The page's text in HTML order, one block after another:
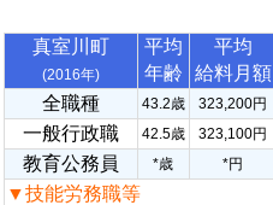
真室川町
(2016年)
平均
年齢
平均
給料月額
全職種
43.2歳 323,200円
一般行政職 42.5歳 323,100円
教育公務員 *歳 *円
▼技能労務職等